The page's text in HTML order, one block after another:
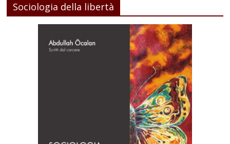
Sociologia della libertà